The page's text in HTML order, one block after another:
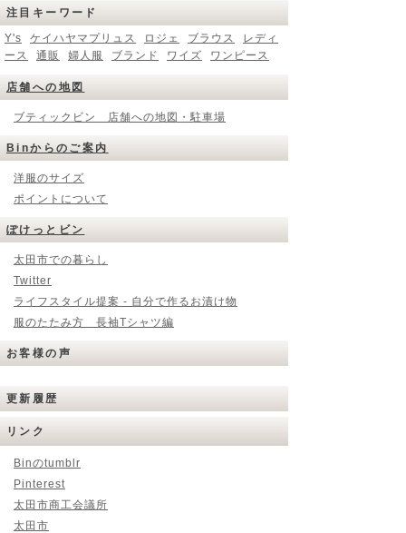
注目キーワード
Y's
ケイハヤマプリュス ロジェ ブラウス
レディ
ース
通販 婦人服 ブランド ワイズ ワンピース
店舗への地図
ブティックビン 店舗への地図・駐車場
Binからのご案内
洋服のサイズ
ポイントについて
ぽけっとビン
太田市での暮らし
Twitter
ライフスタイル提案 - 自分で作るお漬け物
服のたたみ方 長袖Tシャツ編
お客様の声
更新履歴
リンク
Binのtumblr
Pinterest
太田市商工会議所
太田市